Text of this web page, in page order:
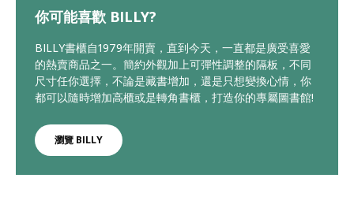
你可能喜歡 BILLY?
BILLY書櫃自1979年開賣，直到今天，一直都是廣受喜愛
的熱賣商品之一。簡約外觀加上可彈性調整的隔板，不同
尺寸任你選擇，不論是藏書增加，還是只想變換心情，你
都可以隨時增加高櫃或是轉角書櫃，打造你的專屬圖書館!
瀏覽 BILLY